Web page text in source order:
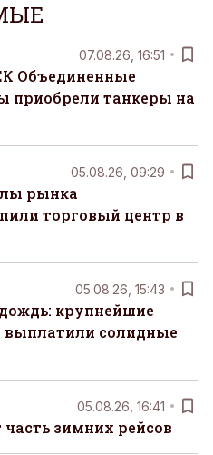
07.08.26, 16:51
Объединенные
приобрели танкеры на
05.08.26, 09:29
рынка
торговый центр в
05.08.26, 15:43
крупнейшие
выплатили солидные
05.08.26, 16:41
зимних рейсов